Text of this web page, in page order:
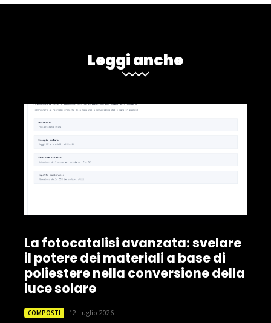
Leggi anche
La fotocatalisi avanzata: svelare
il potere dei materiali a base di
poliestere nella conversione della
luce solare
COMPOSTI 12 Luglio 2026